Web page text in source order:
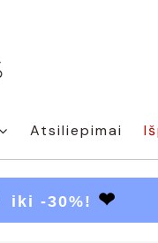
Atsiliepimai
iki -30%! ❤